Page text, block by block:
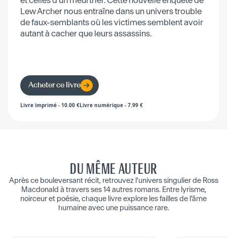
Lew Archer nous entraîne dans un univers trouble
de faux-semblants où les victimes semblent avoir
autant à cacher que leurs assassins.
Acheter ce livre
Livre imprimé - 10.00 €Livre numérique - 7.99 €
DU MÊME AUTEUR
Après ce bouleversant récit, retrouvez l'univers singulier de Ross
Macdonald à travers ses 14 autres romans. Entre lyrisme,
noirceur et poésie, chaque livre explore les failles de l'âme
humaine avec une puissance rare.